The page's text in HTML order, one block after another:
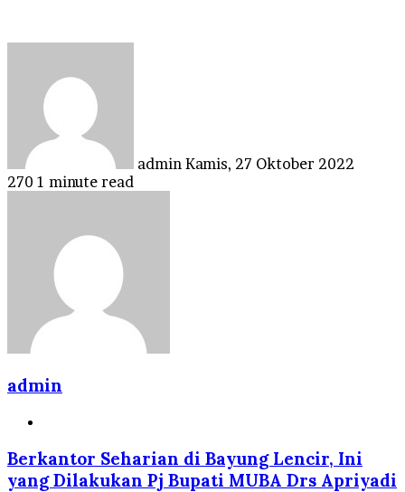
admin Kamis, 27 Oktober 2022
270 1 minute read
admin
Berkantor Seharian di Bayung Lencir, Ini
yang Dilakukan Pj Bupati MUBA Drs Apriyadi